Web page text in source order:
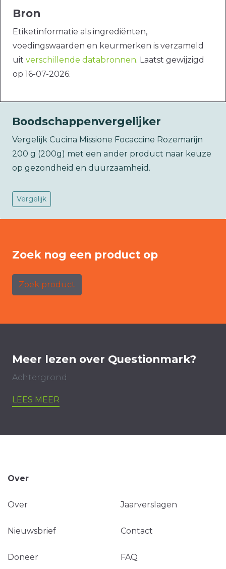
Bron
Etiketinformatie als ingrediënten,
voedingswaarden en keurmerken is verzameld
uit verschillende databronnen. Laatst gewijzigd
op 16-07-2026.
Boodschappenvergelijker
Vergelijk Cucina Missione Focaccine Rozemarijn
200 g (200g) met een ander product naar keuze
op gezondheid en duurzaamheid.
Vergelijk
Zoek nog een product op
Zoek product
Meer lezen over Questionmark?
Achtergrond
LEES MEER
Over
Over Jaarverslagen
Nieuwsbrief Contact
Doneer FAQ